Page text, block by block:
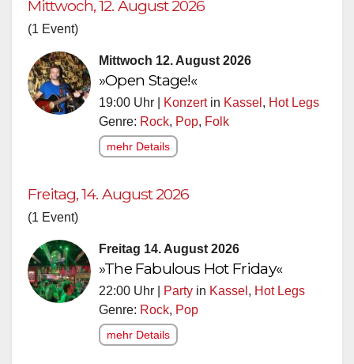
Mittwoch, 12. August 2026
(1 Event)
Mittwoch 12. August 2026
»Open Stage!«
19:00 Uhr | Konzertin Kassel , Hot Legs
Genre: Rock, Pop, Folk
mehr Details
Freitag, 14. August 2026
(1 Event)
Freitag 14. August 2026
»The Fabulous Hot Friday«
22:00 Uhr | Party in Kassel , Hot Legs
Genre: Rock, Pop
mehr Details